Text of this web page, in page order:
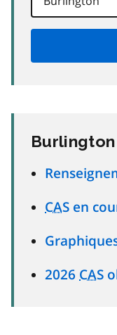
Burlington
CAS en
2026 CAS